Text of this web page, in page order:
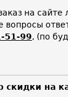
на сайте
вопросы
51-99, (по
скидки на